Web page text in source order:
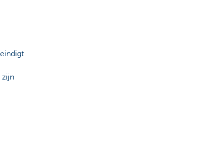
zijn